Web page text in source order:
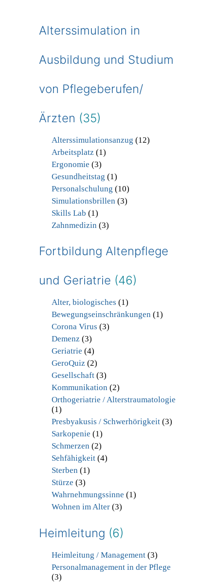
Alterssimulation in
Ausbildung und Studium
von Pflegeberufen/
Ärzten (35)
Alterssimulationsanzug (12)
Arbeitsplatz (1)
Ergonomie (3)
Gesundheitstag (1)
Personalschulung (10)
Simulationsbrillen (3)
Skills Lab (1)
Zahnmedizin (3)
Fortbildung Altenpflege
und Geriatrie (46)
Alter, biologisches (1)
Bewegungseinschränkungen (1)
Corona Virus (3)
Demenz (3)
Geriatrie (4)
GeroQuiz (2)
Gesellschaft(3)
Kommunikation (2)
Orthogeriatrie / Alterstraumatologie
(1)
Presbyakusis / Schwerhörigkeit(3)
Sarkopenie (1)
Schmerzen (2)
Sehfähigkeit(4)
Sterben (1)
Stürze (3)
Wahrnehmungssinne (1)
Wohnen im Alter(3)
Heimleitung (6)
Heimleitung / Management(3)
Personalmanagement in der Pflege
(3)